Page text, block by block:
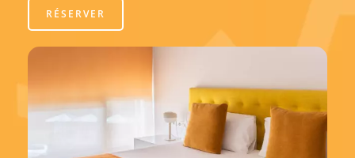
RÉSERVER